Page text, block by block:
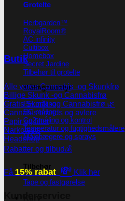
Grotelte
Herbgarden™
RoyalRoom®
AC infinity
Cultibox
Homebox
Secret Jardine
Tilbehør til grotelte
Målingsudstyr
PH måling
EC måling
Co2 måling og kontrol
Temperatur og fugtighedsmålere
Målebægere og sprays
Tilbehør
Tape og fastgørelse
Butik
Alle vores Cannabis -og Skunkfrø
Billige Skunk -og Cannabisfrø
Gratis Skunk -og Cannabisfrø 🌿
Cannabis brands og avlere
Papir og filter
Narkotests
Headshop
Rabatter og tilbud💰
Få 15% rabat 💸 Klik her
Kunderservice